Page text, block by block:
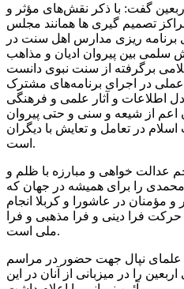
گفت: با ذکر نقش‌های مؤثر و
تصمیم گیری ها همانند مجلس
ریزی مدارس اهل سنت در
سلمی بین پیروان ادیان و مذاهب
برگرفته از سنت نبوی دانست
عملی در اجرای برنامه‌های مشترک
اطلاعات و آثار علمی و فرهنگی
اعم از شیعه و سنی و حتی پیروان
اسلام در تعامل و تعایش با دیگران
است.
خواهی و مبارزه با ظلم و
محمدی را برای همیشه در جهان که
و مؤمنان در عاشورا و کربلا انجام
فرا دینی و فرا مذهبی و فرا
ملی است.
علمای نپال جهت حضور در مراسم
را در میزبانی از آنان در این